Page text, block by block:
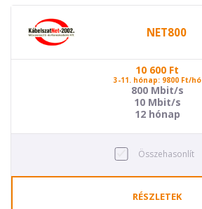
NET800
10 600 Ft
3-11. hónap: 9800 Ft/hó
800 Mbit/s
10 Mbit/s
12 hónap
Összehasonlít
RÉSZLETEK